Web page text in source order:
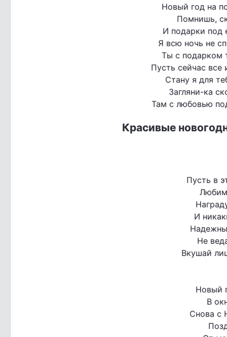
Новый год на
Помнишь,
И подарки под
Я всю ночь не
Ты с подарком
Пусть сейчас
Стану я для
Загляни-ка
Там с любовью
Красивые
Пусть в
И
Не
Вкушай
Новый
В
Снова с